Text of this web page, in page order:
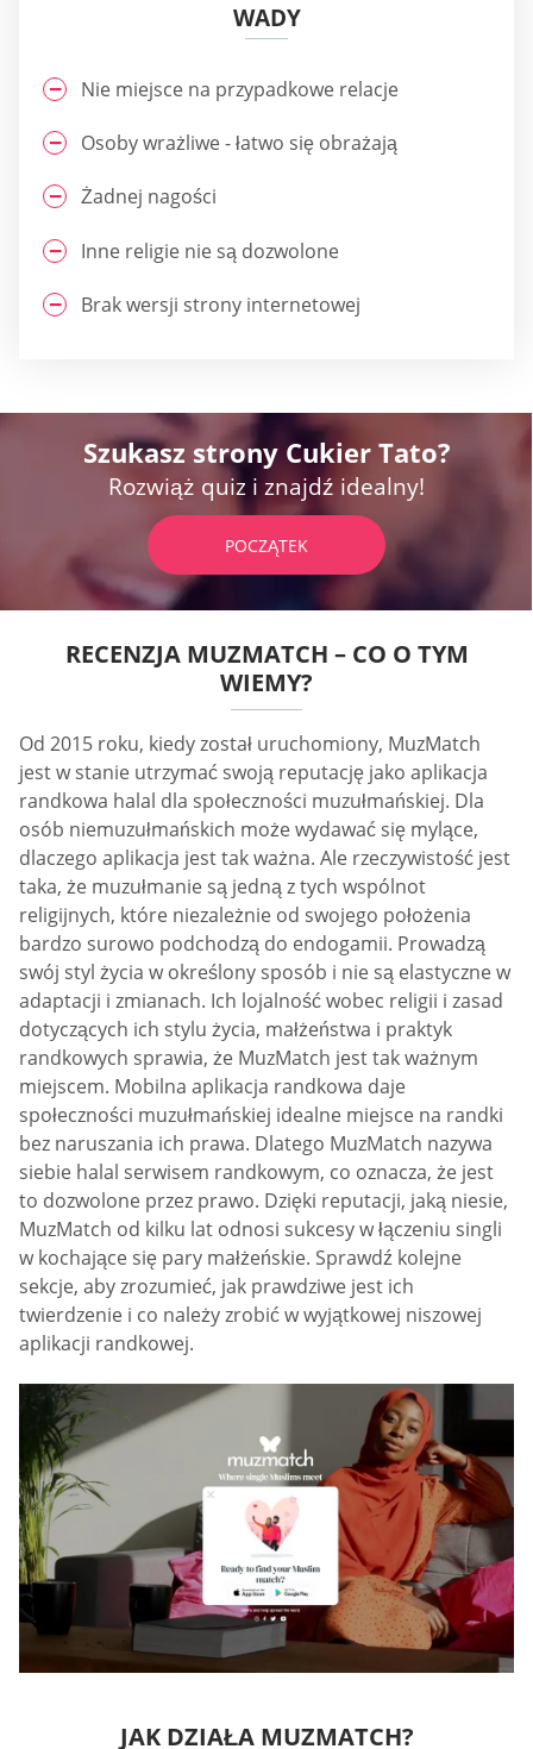
WADY
Nie miejsce na przypadkowe relacje
Osoby wrażliwe - łatwo się obrażają
Żadnej nagości
Inne religie nie są dozwolone
Brak wersji strony internetowej
Szukasz strony Cukier Tato?
Rozwiąż quiz i znajdź idealny!
POCZĄTEK
RECENZJA MUZMATCH – CO O TYM
WIEMY?
Od 2015 roku, kiedy został uruchomiony, MuzMatch
jest w stanie utrzymać swoją reputację jako aplikacja
randkowa halal dla społeczności muzułmańskiej. Dla
osób niemuzułmańskich może wydawać się mylące,
dlaczego aplikacja jest tak ważna. Ale rzeczywistość jest
taka, że muzułmanie są jedną z tych wspólnot
religijnych, które niezależnie od swojego położenia
bardzo surowo podchodzą do endogamii. Prowadzą
swój styl życia w określony sposób i nie są elastyczne w
adaptacji i zmianach. Ich lojalność wobec religii i zasad
dotyczących ich stylu życia, małżeństwa i praktyk
randkowych sprawia, że MuzMatch jest tak ważnym
miejscem. Mobilna aplikacja randkowa daje
społeczności muzułmańskiej idealne miejsce na randki
bez naruszania ich prawa. Dlatego MuzMatch nazywa
siebie halal serwisem randkowym, co oznacza, że jest
to dozwolone przez prawo. Dzięki reputacji, jaką niesie,
MuzMatch od kilku lat odnosi sukcesy w łączeniu singli
w kochające się pary małżeńskie. Sprawdź kolejne
sekcje, aby zrozumieć, jak prawdziwe jest ich
twierdzenie i co należy zrobić w wyjątkowej niszowej
aplikacji randkowej.
JAK DZIAŁA MUZMATCH?